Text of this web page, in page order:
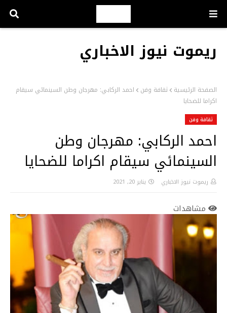
ريموت نيوز الاخباري
الصفحة الرئيسية ثقافة وفن
احمد الركابي: مهرجان وطن السينمائي سيقام
اكراما للضحايا
ثقافة وفن
احمد الركابي: مهرجان وطن
السينمائي سيقام اكراما للضحايا
ريموت نيوز الاخباري يناير 20, 2021
مشاهدات